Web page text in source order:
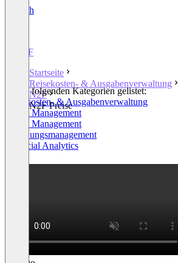
English
N2F
Startseite
Reisekosten- & Ausgabenverwaltung
N2F
N2F Preise
In den folgenden Kategorien gelistet:
Reisekosten- & Ausgabenverwaltung
Spend Management
Travel Management
Rechnungsmanagement
Financial Analytics